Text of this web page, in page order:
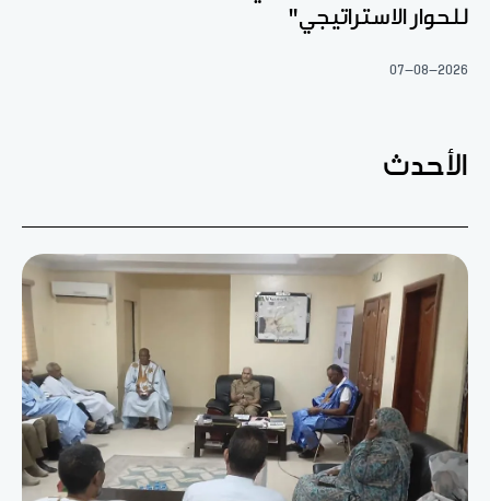
للحوار الاستراتيجي"
07-08-2026
الأحدث